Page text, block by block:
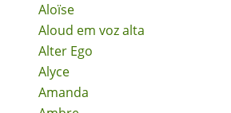
Aloïse
Aloud em voz alta
Alter Ego
Alyce
Amanda